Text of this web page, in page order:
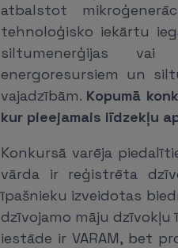
atbalstot
tehnoloģisko iekārtu
siltumenerģijas vai
energoresursiem un
vajadzībām. Kopumā
kur pieejamais līdzekļu
Konkursā varēja
vārda ir reģistrēta
īpašnieku izveidotas
dzīvojamo māju dzīvokļu
iestāde ir VARAM, bet